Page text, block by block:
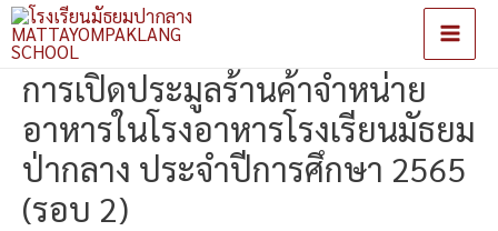
Main
การเปิดประมูลร้านค้าจำหน่าย
อาหารในโรงอาหารโรงเรียนมัธยม
ป่ากลาง ประจำปีการศึกษา 2565
(รอบ 2)